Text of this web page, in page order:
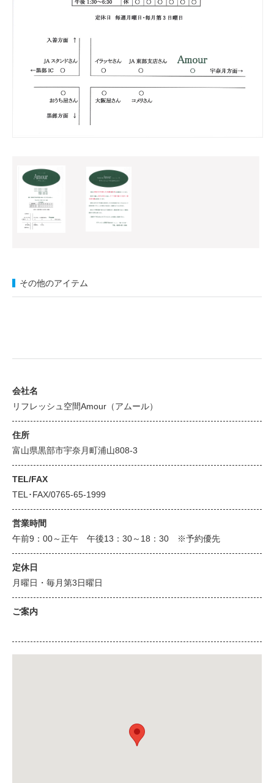
その他のアイテム
会社名
リフレッシュ空間Amour（アムール）
住所
富山県黒部市宇奈月町浦山808-3
TEL/FAX
TEL･FAX/0765-65-1999
営業時間
午前9：00～正午 午後13：30～18：30 ※予約優先
定休日
月曜日・毎月第3日曜日
ご案内